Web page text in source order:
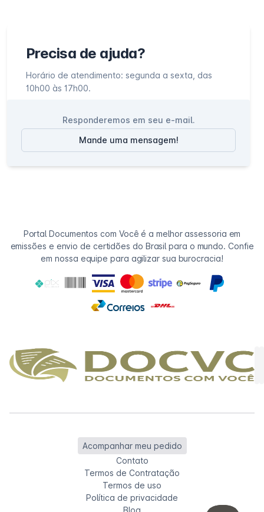
Precisa de ajuda?
Horário de atendimento: segunda a sexta, das
10h00 às 17h00.
Responderemos em seu e-mail.
Mande uma mensagem!
Portal Documentos com Você é a melhor assessoria em
emissões e envio de certidões do Brasil para o mundo. Confie
em nossa equipe para agilizar sua burocracia!
Acompanhar meu pedido
Contato
Termos de Contratação
Termos de uso
Política de privacidade
Blog